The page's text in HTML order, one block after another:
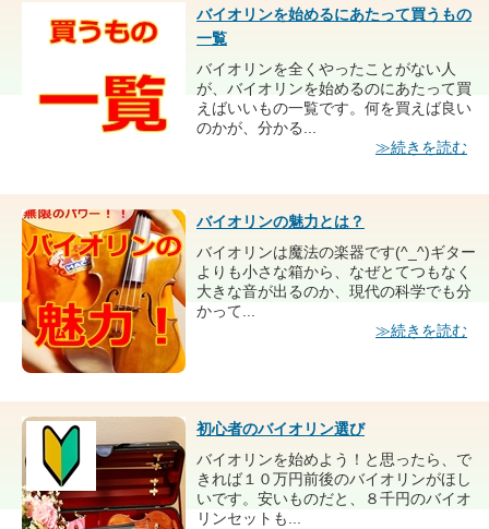
バイオリンを始めるにあたって買うもの
一覧
バイオリンを全くやったことがない人
が、バイオリンを始めるのにあたって買
えばいいもの一覧です。何を買えば良い
のかが、分かる...
≫続きを読む
バイオリンの魅力とは？
バイオリンは魔法の楽器です(^_^)ギター
よりも小さな箱から、なぜとてつもなく
大きな音が出るのか、現代の科学でも分
かって...
≫続きを読む
初心者のバイオリン選び
バイオリンを始めよう！と思ったら、で
きれば１０万円前後のバイオリンがほし
いです。安いものだと、８千円のバイオ
リンセットも...